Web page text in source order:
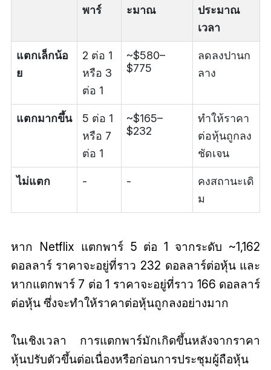
พาร์
ะมาณ
ประมาณ
เวลา
แตกเล็กน้อ
ย
2 ต่อ 1
หรือ 3
ต่อ 1
~$580–
$775
ลดลงปานก
ลาง
แตกมากขึ้น
5 ต่อ 1
หรือ 7
ต่อ 1
~$165–
$232
ทำให้ราคา
ต่อหุ้นถูกลง
ชัดเจน
ไม่แตก - -
คงสถานะเดิ
ม
หาก Netflix แตกพาร์ 5 ต่อ 1 จากระดับ ~1,162
ดอลลาร์ ราคาจะอยู่ที่ราว 232 ดอลลาร์ต่อหุ้น และ
หากแตกพาร์ 7 ต่อ 1 ราคาจะอยู่ที่ราว 166 ดอลลาร์
ต่อหุ้น ซึ่งจะทำให้ราคาต่อหุ้นถูกลงอย่างมาก
ในเชิงเวลา การแตกพาร์มักเกิดขึ้นหลังจากราคา
หุ้นปรับตัวขึ้นต่อเนื่องหรือก่อนการประชุมผู้ถือหุ้น